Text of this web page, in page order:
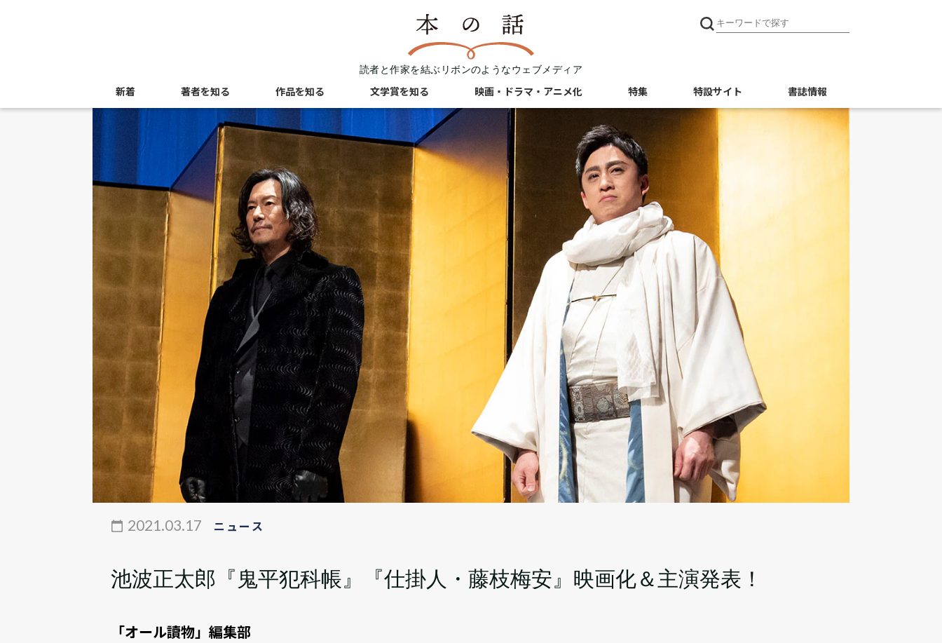
読者と作家を結ぶリボンのようなウェブメディア
新着 著者を知る 作品を知る 文学賞を知る 映画・ドラマ・アニメ化 特集 特設サイト 書誌情報
2021.03.17 ニュース
池波正太郎『鬼平犯科帳』『仕掛人・藤枝梅安』映画化＆主演発表！
「オール讀物」編集部